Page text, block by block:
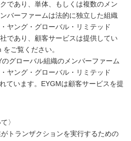
であり、単体、もしくは複数のメン
バーファームは法的に独立した組織
ヤング・グローバル・リミテッド
であり、顧客サービスは提供してい
ご覧ください。
グローバル組織のメンバーファーム
ヤング・グローバル・リミテッド
ています。EYGMは顧客サービスを提
〉
トランザクションを実行するための